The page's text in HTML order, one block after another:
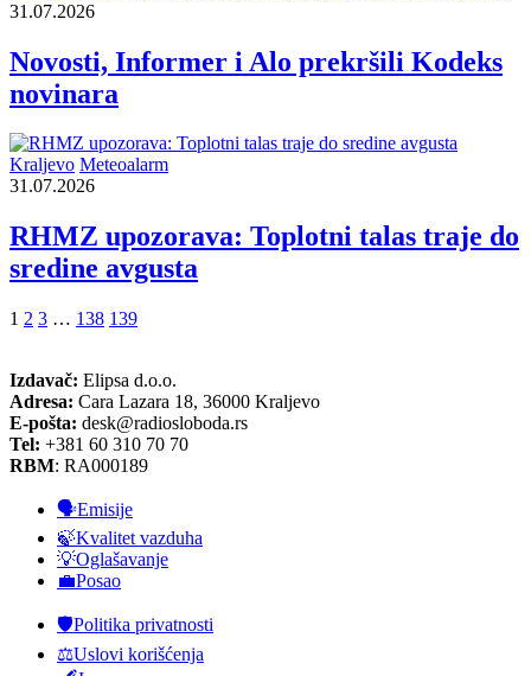
31.07.2026
Novosti, Informer i Alo prekršili Kodeks
novinara
Kraljevo Meteoalarm
31.07.2026
RHMZ upozorava: Toplotni talas traje do
sredine avgusta
1 2 3 … 138 139
Izdavač: Elipsa d.o.o.
Adresa: Cara Lazara 18, 36000 Kraljevo
E-pošta: desk@radiosloboda.rs
Tel: +381 60 310 70 70
RBM: RA000189
🗣️Emisije
🍃Kvalitet vazduha
💡Oglašavanje
💼Posao
🛡️Politika privatnosti
⚖️Uslovi korišćenja